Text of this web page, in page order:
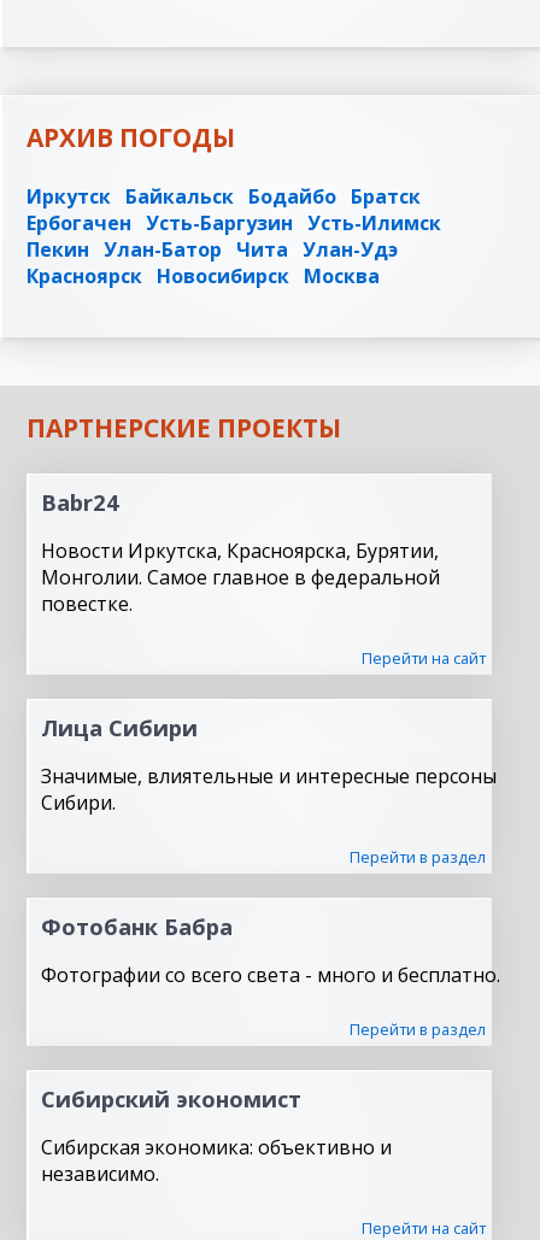
АРХИВ ПОГОДЫ
Иркутск Байкальск Бодайбо Братск
Ербогачен Усть-Баргузин Усть-Илимск
Пекин Улан-Батор Чита Улан-Удэ
Красноярск Новосибирск Москва
ПАРТНЕРСКИЕ ПРОЕКТЫ
Babr24
Новости Иркутска, Красноярска, Бурятии,
Монголии. Самое главное в федеральной
повестке.
Перейти на сайт
Лица Сибири
Значимые, влиятельные и интересные персоны
Сибири.
Перейти в раздел
Фотобанк Бабра
Фотографии со всего света - много и бесплатно.
Перейти в раздел
Сибирский экономист
Сибирская экономика: объективно и
независимо.
Перейти на сайт